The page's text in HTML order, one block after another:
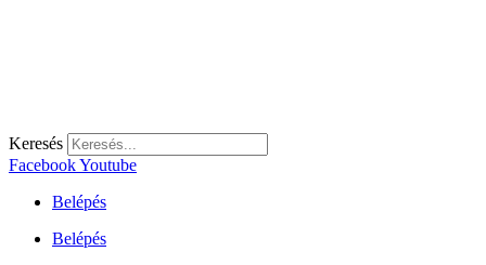
Keresés
FacebookYoutube
Belépés
Belépés